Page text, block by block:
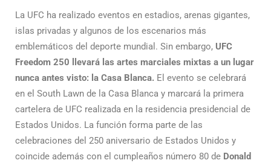
La UFC ha realizado eventos en estadios, arenas gigantes,
islas privadas y algunos de los escenarios más
emblemáticos del deporte mundial. Sin embargo, UFC
Freedom 250 llevará las artes marciales mixtas a un lugar
nunca antes visto: la Casa Blanca. El evento se celebrará
en el South Lawn de la Casa Blanca y marcará la primera
cartelera de UFC realizada en la residencia presidencial de
Estados Unidos. La función forma parte de las
celebraciones del 250 aniversario de Estados Unidos y
coincide además con el cumpleaños número 80 de Donald